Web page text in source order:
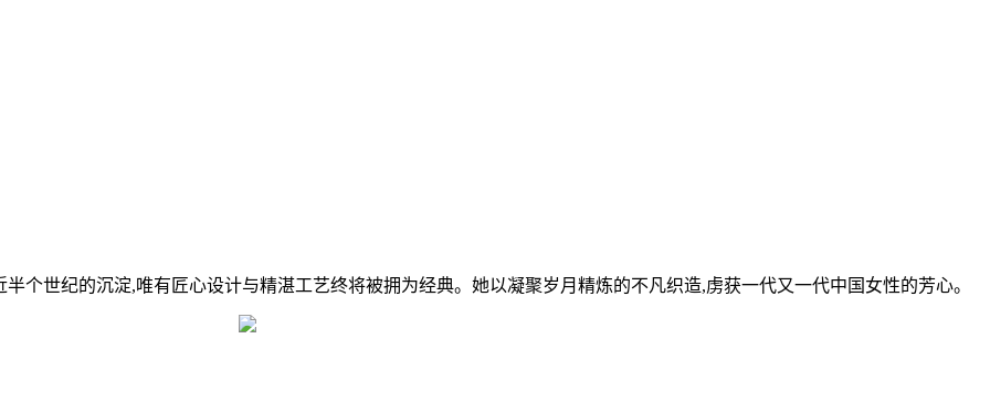
世纪的沉淀,唯有匠心设计与精湛工艺终将被拥为经典。她以凝聚岁月精炼的不凡织造,虏获一代又一代中国女性的芳心。